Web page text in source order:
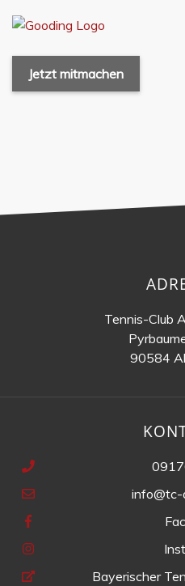
Jetzt mitmachen
Tennis-Club
90584
info@tc-
Bayerischer